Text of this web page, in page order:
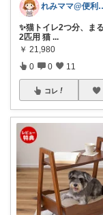
れみママ
✨猫トイレ2つ分、ま
2匹用 猫 ...
￥ 21,980
0 0 11
コレ